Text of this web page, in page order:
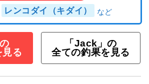
レンコダイ（キダイ）
見る
「Jack」の
全ての釣果を見る